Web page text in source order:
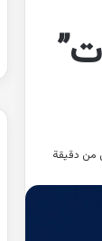
من دقيقة